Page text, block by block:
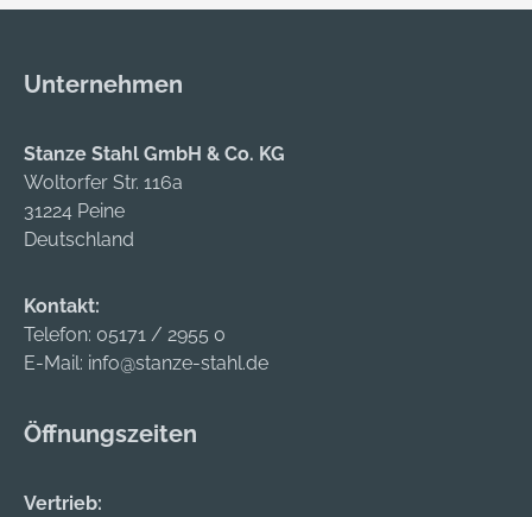
Unternehmen
Stanze Stahl GmbH & Co. KG
Woltorfer Str. 116a
31224 Peine
Deutschland
Kontakt:
Telefon: 05171 / 2955 0
E-Mail: info@stanze-stahl.de
Öffnungszeiten
Vertrieb: